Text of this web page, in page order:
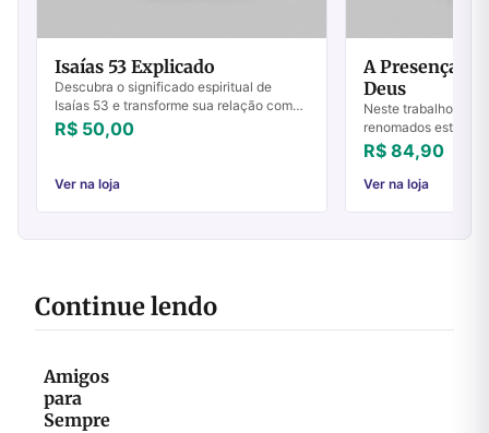
Isaías 53 Explicado
Descubra o significado espiritual de
Isaías 53 e transforme sua relação com
Deus. Compre Isaías 53 Explicado e
comece sua jornada hoje!
R$ 50,00
Ver na loja
A Presença
Deus
Neste trabalho
renomados
Hays, apresentam
convincente sobre
Eles revelam...
R$ 84,90
Ver na loja
Continue lendo
Amigos
para
Sempre